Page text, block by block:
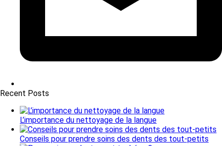
Recent Posts
L’importance du nettoyage de la langue
Conseils pour prendre soins des dents des tout-petits